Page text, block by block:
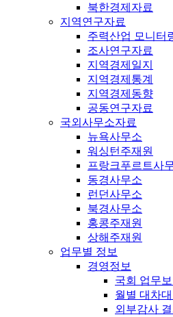
북한경제자료
지역연구자료
주력산업 모니터
조사연구자료
지역경제일지
지역경제통계
지역경제동향
공동연구자료
국외사무소자료
뉴욕사무소
워싱턴주재원
프랑크푸르트사
동경사무소
런던사무소
북경사무소
홍콩주재원
상해주재원
업무별 정보
경영정보
국회 업무
월별 대차
외부감사